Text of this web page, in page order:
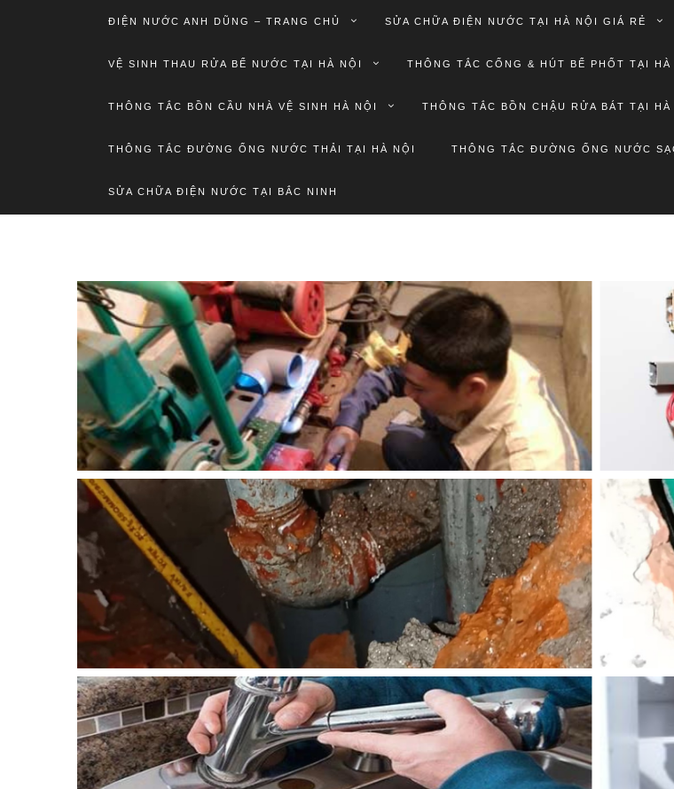
ĐIỆN NƯỚC ANH DŨNG – TRANG CHỦ SỬA CHỮA ĐIỆN NƯỚC TẠI HÀ NỘI GIÁ RẺ
VỆ SINH THAU RỬA BỂ NƯỚC TẠI HÀ NỘI THÔNG TẮC CỐNG & HÚT BỂ PHỐT TẠI HÀ
THÔNG TẮC BỒN CẦU NHÀ VỆ SINH HÀ NỘI THÔNG TẮC BỒN CHẬU RỬA BÁT TẠI HÀ
THÔNG TẮC ĐƯỜNG ỐNG NƯỚC THẢI TẠI HÀ NỘI THÔNG TẮC ĐƯỜNG ỐNG NƯỚC
SỬA CHỮA ĐIỆN NƯỚC TẠI BẮC NINH